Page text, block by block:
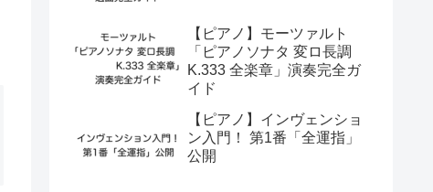
【ピアノ】モーツァルト
「ピアノソナタ 変ロ長調
K.333 全楽章」演奏完全ガ
イド
【ピアノ】インヴェンショ
ン入門！ 第1番「全運指」
公開